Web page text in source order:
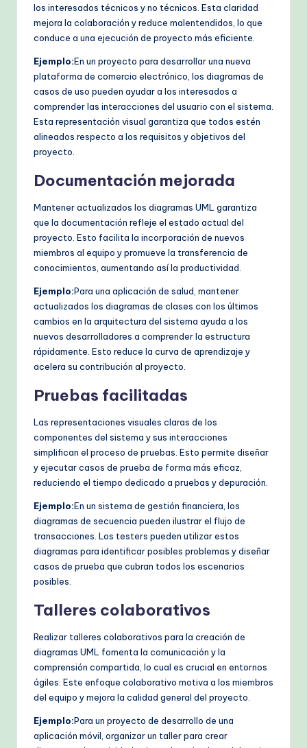
los interesados técnicos y no técnicos. Esta claridad
mejora la colaboración y reduce malentendidos, lo que
conduce a una ejecución de proyecto más eficiente.
Ejemplo:En un proyecto para desarrollar una nueva
plataforma de comercio electrónico, los diagramas de
casos de uso pueden ayudar a los interesados a
comprender las interacciones del usuario con el sistema.
Esta representación visual garantiza que todos estén
alineados respecto a los requisitos y objetivos del
proyecto.
Documentación mejorada
Mantener actualizados los diagramas UML garantiza
que la documentación refleje el estado actual del
proyecto. Esto facilita la incorporación de nuevos
miembros al equipo y promueve la transferencia de
conocimientos, aumentando así la productividad.
Ejemplo:Para una aplicación de salud, mantener
actualizados los diagramas de clases con los últimos
cambios en la arquitectura del sistema ayuda a los
nuevos desarrolladores a comprender la estructura
rápidamente. Esto reduce la curva de aprendizaje y
acelera su contribución al proyecto.
Pruebas facilitadas
Las representaciones visuales claras de los
componentes del sistema y sus interacciones
simplifican el proceso de pruebas. Esto permite diseñar
y ejecutar casos de prueba de forma más eficaz,
reduciendo el tiempo dedicado a pruebas y depuración.
Ejemplo:En un sistema de gestión financiera, los
diagramas de secuencia pueden ilustrar el flujo de
transacciones. Los testers pueden utilizar estos
diagramas para identificar posibles problemas y diseñar
casos de prueba que cubran todos los escenarios
posibles.
Talleres colaborativos
Realizar talleres colaborativos para la creación de
diagramas UML fomenta la comunicación y la
comprensión compartida, lo cual es crucial en entornos
ágiles. Este enfoque colaborativo motiva a los miembros
del equipo y mejora la calidad general del proyecto.
Ejemplo:Para un proyecto de desarrollo de una
aplicación móvil, organizar un taller para crear